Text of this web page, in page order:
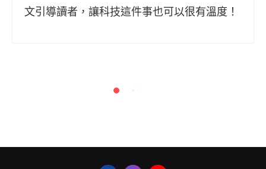
文引導讀者，讓科技這件事也可以很有溫度！